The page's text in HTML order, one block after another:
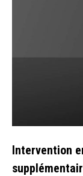
Intervention